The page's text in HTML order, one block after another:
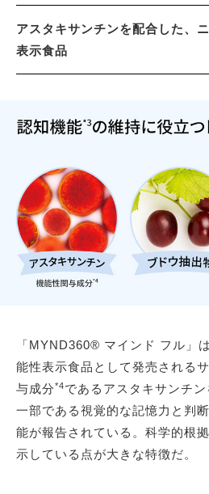
アスタキサンチンを配合した、
表示食品
「MYND360® マインド フル」
能性表示食品として発売される
与成分*4であるアスタキサンチ
一部である視覚的な記憶力と判
能が報告されている。科学的根
示している点が大きな特徴だ。